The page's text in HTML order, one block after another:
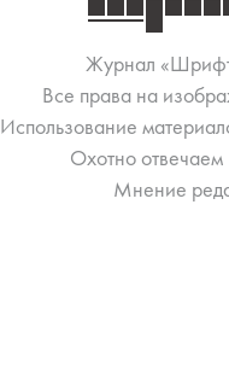
Журнал
Все права на
Использование
Охотно
Мнение